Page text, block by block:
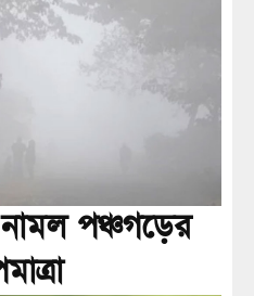
পঞ্চগড়ের